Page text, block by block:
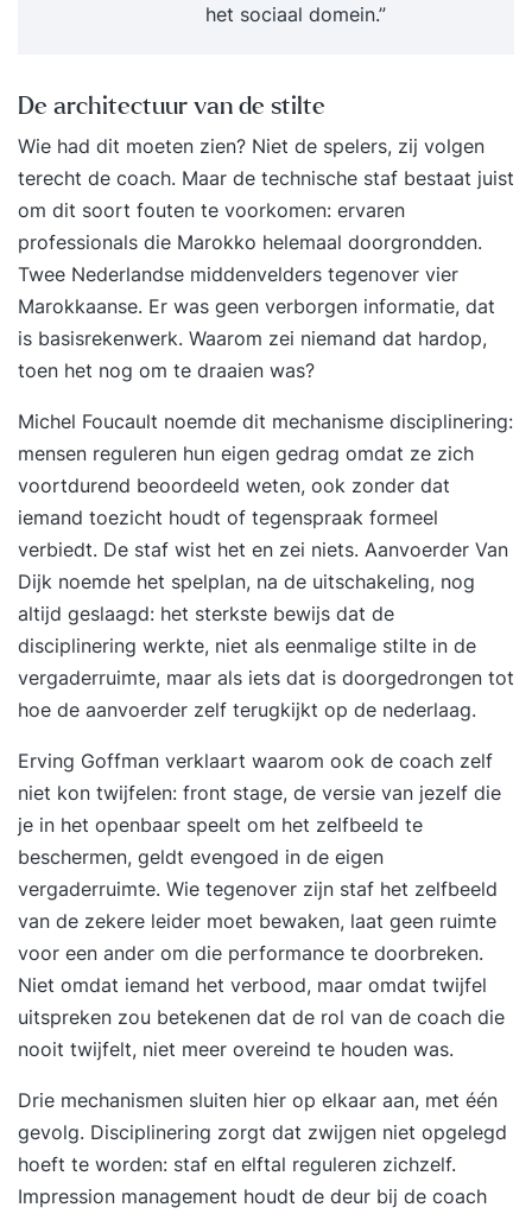
het sociaal domein.”
De architectuur van de stilte
Wie had dit moeten zien? Niet de spelers, zij volgen
terecht de coach. Maar de technische staf bestaat juist
om dit soort fouten te voorkomen: ervaren
professionals die Marokko helemaal doorgrondden.
Twee Nederlandse middenvelders tegenover vier
Marokkaanse. Er was geen verborgen informatie, dat
is basisrekenwerk. Waarom zei niemand dat hardop,
toen het nog om te draaien was?
Michel Foucault noemde dit mechanisme disciplinering:
mensen reguleren hun eigen gedrag omdat ze zich
voortdurend beoordeeld weten, ook zonder dat
iemand toezicht houdt of tegenspraak formeel
verbiedt. De staf wist het en zei niets. Aanvoerder Van
Dijk noemde het spelplan, na de uitschakeling, nog
altijd geslaagd: het sterkste bewijs dat de
disciplinering werkte, niet als eenmalige stilte in de
vergaderruimte, maar als iets dat is doorgedrongen tot
hoe de aanvoerder zelf terugkijkt op de nederlaag.
Erving Goffman verklaart waarom ook de coach zelf
niet kon twijfelen: front stage, de versie van jezelf die
je in het openbaar speelt om het zelfbeeld te
beschermen, geldt evengoed in de eigen
vergaderruimte. Wie tegenover zijn staf het zelfbeeld
van de zekere leider moet bewaken, laat geen ruimte
voor een ander om die performance te doorbreken.
Niet omdat iemand het verbood, maar omdat twijfel
uitspreken zou betekenen dat de rol van de coach die
nooit twijfelt, niet meer overeind te houden was.
Drie mechanismen sluiten hier op elkaar aan, met één
gevolg. Disciplinering zorgt dat zwijgen niet opgelegd
hoeft te worden: staf en elftal reguleren zichzelf.
Impression management houdt de deur bij de coach